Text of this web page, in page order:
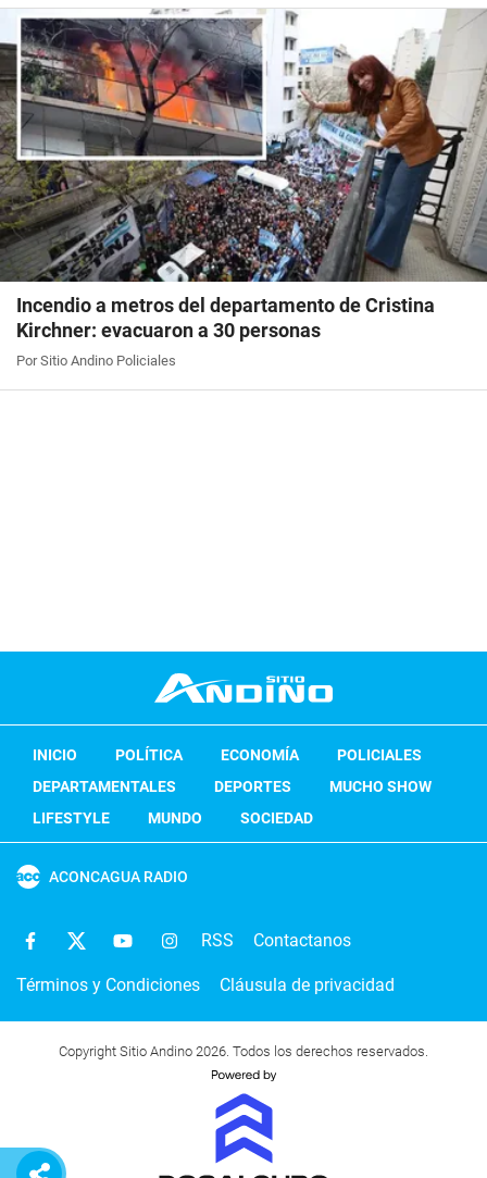
Incendio a metros del departamento de Cristina
Kirchner: evacuaron a 30 personas
Por Sitio Andino Policiales
INICIO POLÍTICA ECONOMÍA
POLICIALES
DEPARTAMENTALES
DEPORTES
MUCHO SHOW
LIFESTYLE
MUNDO SOCIEDAD
ACONCAGUA RADIO
RSS Contactanos
Términos y Condiciones Cláusula de privacidad
Copyright Sitio Andino 2026. Todos los derechos reservados.